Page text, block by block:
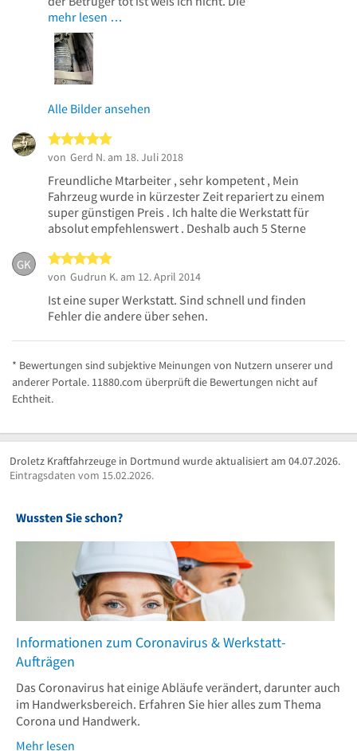
mehr lesen …
Alle Bilder ansehen
von Gerd N. am 18. Juli 2018
Freundliche Mtarbeiter , sehr kompetent , Mein
Fahrzeug wurde in kürzester Zeit repariert zu einem
super günstigen Preis . Ich halte die Werkstatt für
absolut empfehlenswert . Deshalb auch 5 Sterne
GK
von Gudrun K. am 12. April 2014
Ist eine super Werkstatt. Sind schnell und finden
Fehler die andere über sehen.
* Bewertungen sind subjektive Meinungen von Nutzern unserer und
anderer Portale. 11880.com überprüft die Bewertungen nicht auf
Echtheit.
Droletz Kraftfahrzeuge in Dortmund wurde aktualisiert am 04.07.2026.
Eintragsdaten vom 15.02.2026.
Wussten Sie schon?
Informationen zum Coronavirus & Werkstatt-
Aufträgen
Das Coronavirus hat einige Abläufe verändert, darunter auch
im Handwerksbereich. Erfahren Sie hier alles zum Thema
Corona und Handwerk.
Mehr lesen